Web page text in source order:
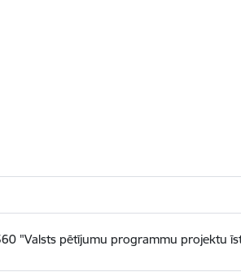
"Valsts pētījumu programmu projektu